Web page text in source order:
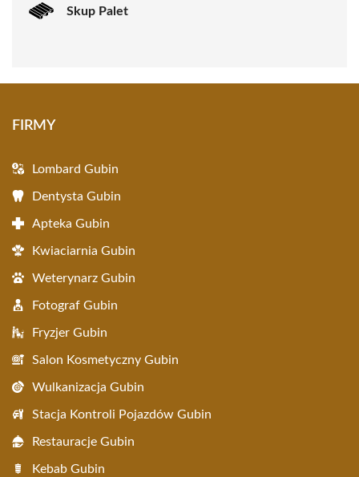
Skup Palet
FIRMY
Lombard Gubin
Dentysta Gubin
Apteka Gubin
Kwiaciarnia Gubin
Weterynarz Gubin
Fotograf Gubin
Fryzjer Gubin
Salon Kosmetyczny Gubin
Wulkanizacja Gubin
Stacja Kontroli Pojazdów Gubin
Restauracje Gubin
Kebab Gubin